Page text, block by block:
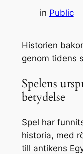
in Public
Historien
genom tidens
Spelens
betydelse
Spel har
historia, med
till antikens